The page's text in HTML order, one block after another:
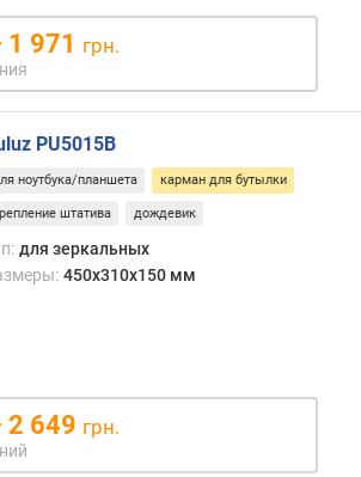
971 грн.
PU5015B
ноутбука/планшета карман для бутылки
штатива дождевик
для зеркальных
450x310x150 мм
2 649 грн.